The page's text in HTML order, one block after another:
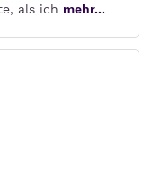
als ich mehr...